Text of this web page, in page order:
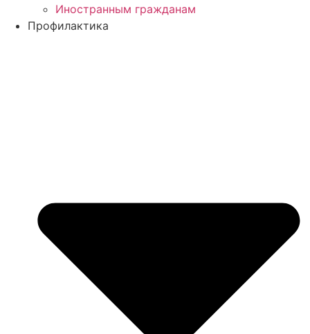
Иностранным гражданам
Профилактика